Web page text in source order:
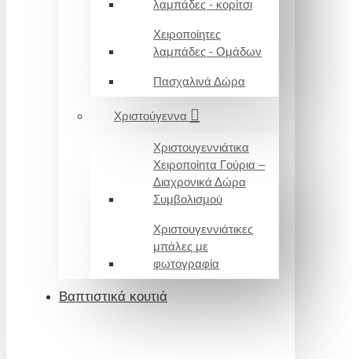
λαμπάδες - κορίτσι
Χειροποίητες
λαμπάδες - Ομάδων
Πασχαλινά Δώρα
Χριστούγεννα
Χριστουγεννιάτικα
Χειροποίητα Γούρια –
Διαχρονικά Δώρα
Συμβολισμού
Χριστουγεννιάτικες
μπάλες με
φωτογραφία
Βαπτιστικά κουτιά